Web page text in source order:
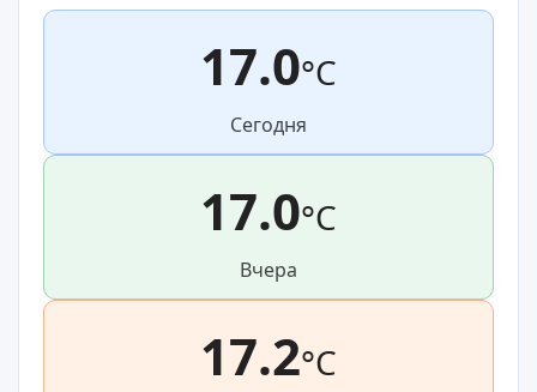
17.0°C
Сегодня
17.0°C
Вчера
17.2°C